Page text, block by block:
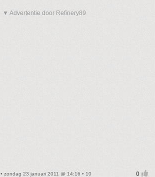
▼ Advertentie door Refinery89
• zondag 23 januari 2011 @ 14:16 • 10